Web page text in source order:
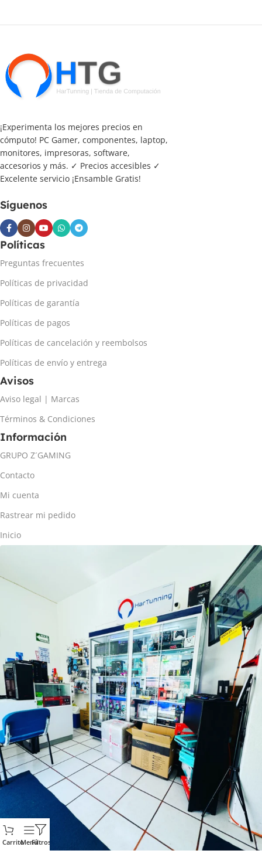
¡Experimenta los mejores precios en
cómputo! PC Gamer, componentes, laptop,
monitores, impresoras, software,
accesorios y más. ✓ Precios accesibles ✓
Excelente servicio ¡Ensamble Gratis!
Síguenos
Políticas
Preguntas frecuentes
Políticas de privacidad
Políticas de garantía
Políticas de pagos
Políticas de cancelación y reembolsos
Políticas de envío y entrega
Avisos
Aviso legal | Marcas
Términos & Condiciones
Información
GRUPO Z´GAMING
Contacto
Mi cuenta
Rastrear mi pedido
Inicio
CarritoMenúFiltros